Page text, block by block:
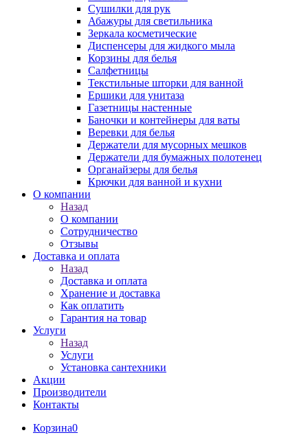
Сушилки для рук
Абажуры для светильника
Зеркала косметические
Диспенсеры для жидкого мыла
Корзины для белья
Салфетницы
Текстильные шторки для ванной
Ершики для унитаза
Газетницы настенные
Баночки и контейнеры для ваты
Веревки для белья
Держатели для мусорных мешков
Держатели для бумажных полотенец
Органайзеры для белья
Крючки для ванной и кухни
О компании
Назад
О компании
Сотрудничество
Отзывы
Доставка и оплата
Назад
Доставка и оплата
Хранение и доставка
Как оплатить
Гарантия на товар
Услуги
Назад
Услуги
Установка сантехники
Акции
Производители
Контакты
Корзина0